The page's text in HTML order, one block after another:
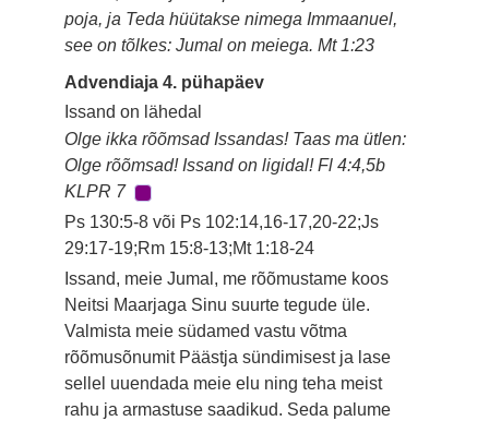
poja, ja Teda hüütakse nimega Immaanuel,
see on tõlkes: Jumal on meiega. Mt 1:23
Advendiaja 4. pühapäev
Issand on lähedal
Olge ikka rõõmsad Issandas! Taas ma ütlen:
Olge rõõmsad! Issand on ligidal! Fl 4:4,5b
KLPR 7
Ps 130:5-8 või Ps 102:14,16-17,20-22;Js
29:17-19;Rm 15:8-13;Mt 1:18-24
Issand, meie Jumal, me rõõmustame koos
Neitsi Maarjaga Sinu suurte tegude üle.
Valmista meie südamed vastu võtma
rõõmusõnumit Päästja sündimisest ja lase
sellel uuendada meie elu ning teha meist
rahu ja armastuse saadikud. Seda palume